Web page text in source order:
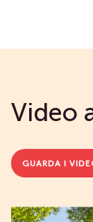
Video
GUARDA I